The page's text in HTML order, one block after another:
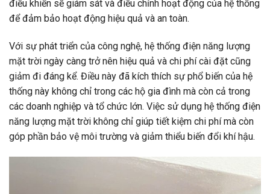
điều khiển sẽ giám sát và điều chỉnh hoạt động của hệ thống
để đảm bảo hoạt động hiệu quả và an toàn.
Với sự phát triển của công nghệ, hệ thống điện năng lượng
mặt trời ngày càng trở nên hiệu quả và chi phí cài đặt cũng
giảm đi đáng kể. Điều này đã kích thích sự phổ biến của hệ
thống này không chỉ trong các hộ gia đình mà còn cả trong
các doanh nghiệp và tổ chức lớn. Việc sử dụng hệ thống điện
năng lượng mặt trời không chỉ giúp tiết kiệm chi phí mà còn
góp phần bảo vệ môi trường và giảm thiểu biến đổi khí hậu.